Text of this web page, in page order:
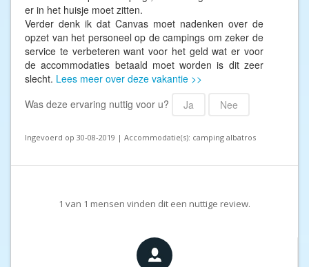
er in het huisje moet zitten.
Verder denk ik dat Canvas moet nadenken over de
opzet van het personeel op de campings om zeker de
service te verbeteren want voor het geld wat er voor
de accommodaties betaald moet worden is dit zeer
slecht. Lees meer over deze vakantie >>
Was deze ervaring nuttig voor u?
Ja Nee
Ingevoerd op 30-08-2019 | Accommodatie(s): camping albatros
1 van 1 mensen vinden dit een nuttige review.